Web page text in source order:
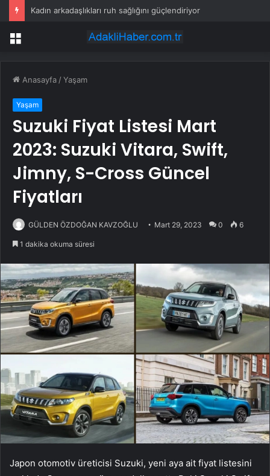
Kadın arkadaşlıkları ruh sağlığını güçlendiriyor
Menü
Anasayfa /Yaşam
Yaşam
Suzuki Fiyat Listesi Mart
2023: Suzuki Vitara, Swift,
Jimny, S-Cross Güncel
Fiyatları
GÜLDEN ÖZDOĞAN KAVZOĞLU Mart 29, 2023 0 6
1 dakika okuma süresi
Japon otomotiv üreticisi Suzuki, yeni aya ait fiyat listesini